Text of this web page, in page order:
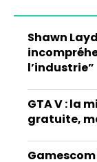
Shawn
l’industrie”
GTA V : la
gratuite,